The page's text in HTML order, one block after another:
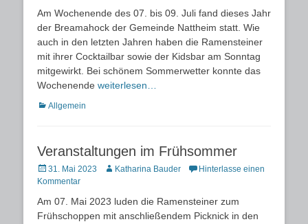
Am Wochenende des 07. bis 09. Juli fand dieses Jahr
der Breamahock der Gemeinde Nattheim statt. Wie
auch in den letzten Jahren haben die Ramensteiner
mit ihrer Cocktailbar sowie der Kidsbar am Sonntag
mitgewirkt. Bei schönem Sommerwetter konnte das
Wochenende weiterlesen…
Kategorien
Allgemein
Veranstaltungen im Frühsommer
Posted
on
31. Mai 2023 AutorKatharina Bauder
Hinterlasse einen
Kommentar
Am 07. Mai 2023 luden die Ramensteiner zum
Frühschoppen mit anschließendem Picknick in den